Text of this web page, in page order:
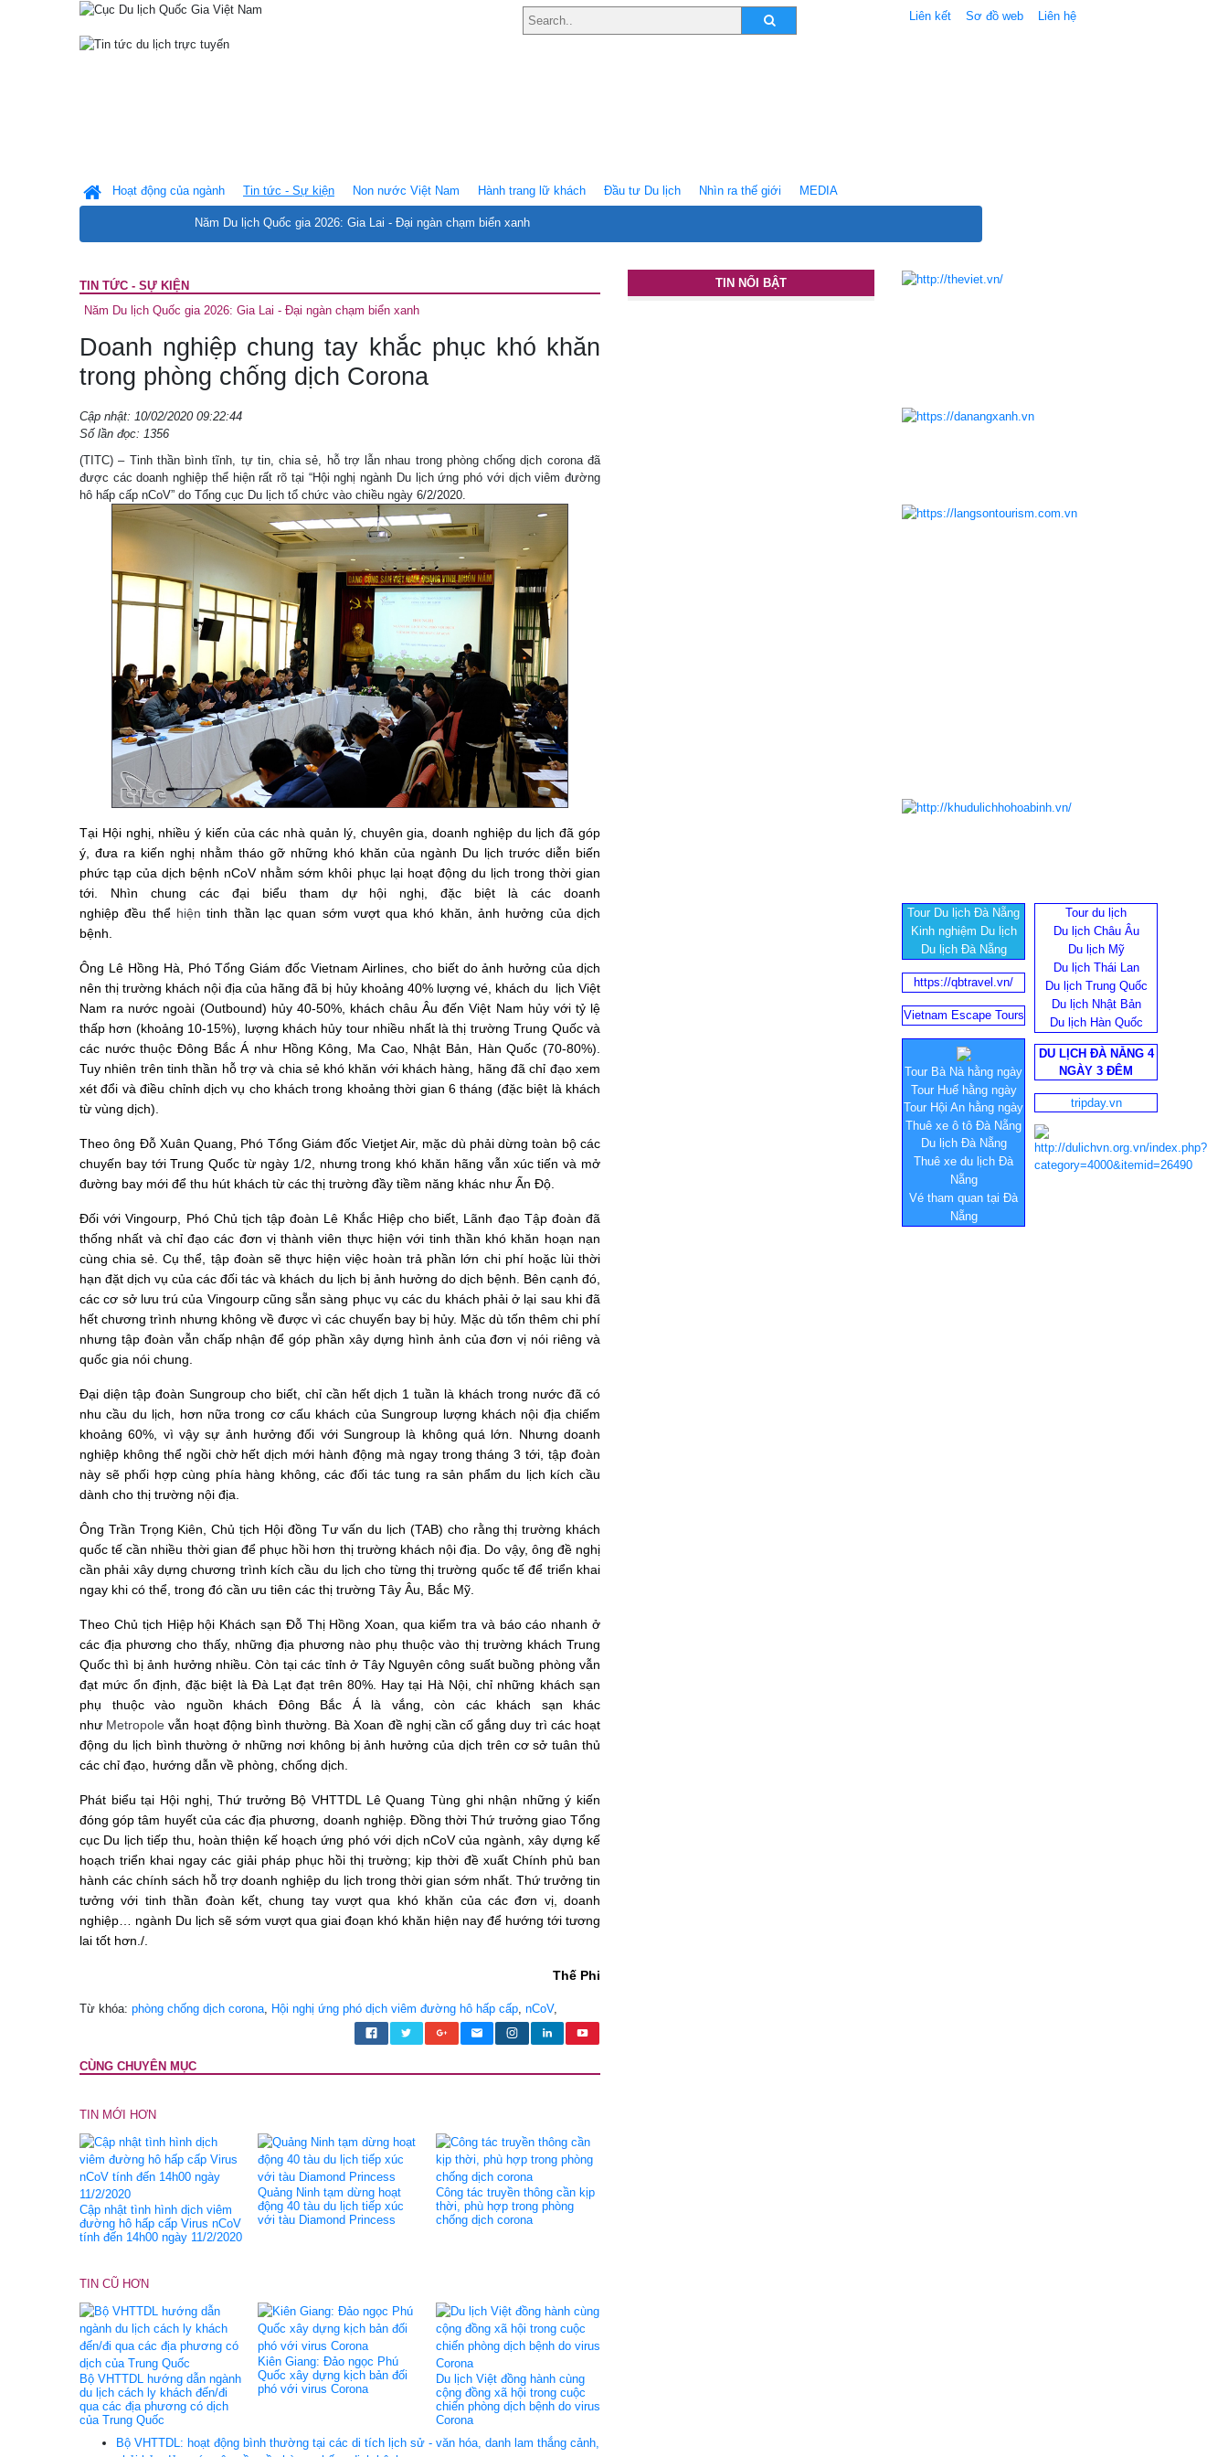
Liên kết Sơ đồ web Liên hệ
Hoạt động của ngành Tin tức - Sự kiện
Năm Du lịch Quốc gia 2026: Gia Lai - Đại ngàn chạm biển xanh
Non nước Việt Nam Hành trang lữ khách Ðầu tư Du lịch Nhìn ra thế giới MEDIA
TIN TỨC - SỰ KIỆN
Năm Du lịch Quốc gia 2026: Gia Lai - Đại ngàn chạm biển xanh
Doanh nghiệp chung tay khắc phục khó khăn
trong phòng chống dịch Corona
Cập nhật: 10/02/2020 09:22:44
Số lần đọc: 1356
(TITC) – Tinh thần bình tĩnh, tự tin, chia sẻ, hỗ trợ lẫn nhau trong phòng chống dịch corona đã
được các doanh nghiệp thể hiện rất rõ tại “Hội nghị ngành Du lịch ứng phó với dịch viêm đường
hô hấp cấp nCoV” do Tổng cục Du lịch tổ chức vào chiều ngày 6/2/2020.
Tại Hội nghị, nhiều ý kiến của các nhà quản lý, chuyên gia, doanh nghiệp du lịch đã góp
ý, đưa ra kiến nghị nhằm tháo gỡ những khó khăn của ngành Du lịch trước diễn biến
phức tạp của dịch bệnh nCoV nhằm sớm khôi phục lại hoạt động du lịch trong thời gian
tới.
Nhìn chung các đại biểu tham dự hội nghị , đặc biệt là các doanh
nghiệp đều thểhiệntinh thần lạc quan sớm vượt qua khó khăn, ảnh hưởng của dịch
bệnh.
Ông Lê Hồng Hà, Phó Tổng Giám đốc Vietnam Airlines, cho biết do ảnh hưởng của dịch
nên thị trường khách nội địa của hãng đã bị hủy khoảng 40% lượng vé, khách du lịch Việt
Nam ra nước ngoài (Outbound) hủy 40-50%, khách châu Âu đến Việt Nam hủy với tỷ lệ
thấp hơn (khoảng 10-15%), lượng khách hủy tour nhiều nhất là thị trường Trung Quốc và
các nước thuộc Đông Bắc Á như Hồng Kông, Ma Cao, Nhật Bản, Hàn Quốc (70-80%).
Tuy nhiên trên tinh thần hỗ trợ và chia sẻ khó khăn với khách hàng, hãng đã chỉ đạo xem
xét đổi và điều chỉnh dịch vụ cho khách trong khoảng thời gian 6 tháng (đặc biệt là khách
từ vùng dịch).
Theo ông Đỗ Xuân Quang, Phó Tổng Giám đốc Vietjet Air, mặc dù phải dừng toàn bộ các
chuyến bay tới Trung Quốc từ ngày 1/2,
nhưng trong khó khăn hãng vẫn xúc tiến và mở
đường bay mới để thu hút khách từ các thị trường đầy tiềm năng khác như Ấn Độ.
Đối với Vingourp, Phó Chủ tịchtập đoàn Lê Khắc Hiệp cho biết, Lãnh đạo Tập đoàn đã
thống nhất và chỉ đạo các đơn vị thành viên thực hiện với tinh thần khó khăn hoạn nạn
cùng chia sẻ. Cụ thể, tập đoàn sẽ thực hiện việc hoàn trả phần lớn chi phí hoặc lùi thời
hạn đặt dịch vụ của các đối tác và khách du lịch bị ảnh hưởng do dịch bệnh. Bên cạnh đó,
các cơ sở lưu trú của Vingourpcũng sẵn sàng phục vụ cácdu khách phải ở lại sau khi đã
hết chương trình nhưng không về được vì các chuyến bay bị hủy. Mặc dù tốn thêm chi phí
nhưng tập đoàn vẫn chấp nhận để góp phần xây dựng hình ảnh của đơn vị nói riêng và
quốc gia nói chung.
Đại diện tập đoàn Sungroup cho biết, chỉ cần hết dịch 1 tuần là khách trong nước đã có
nhu cầu du lịch, hơn nữa trong cơ cấu khách của Sungroup lượng khách nội địa chiếm
khoảng 60%, vì vậy sự ảnh hưởng đối với Sungroup là không quá lớn. Nhưng doanh
nghiệp không thể ngồi chờ hết dịch mới hành động mà ngay trong tháng 3 tới, tập đoàn
này sẽ phối hợp cùng phía hàng không, các đối tác tung ra sản phẩm du lịch kích cầu
dành cho thị trường nội địa.
Ông Trần Trọng Kiên, Chủ tịch Hội đồng Tư vấn du lịch (TAB) cho rằng thị trường khách
quốc tế cần nhiều thời gian để phục hồi hơn thị trường khách nội địa. Do vậy, ông đề nghị
cần phải xây dựng chương trình kích cầu du lịch cho từng thị trường quốc tế để triển khai
ngay khi có thể, trong đó cần ưu tiên các thị trường Tây Âu, Bắc Mỹ.
Theo Chủ tịch Hiệp hội Khách sạn Đỗ Thị Hồng Xoan, qua kiểm tra và báo cáo nhanh ở
các địa phương cho thấy, những địa phương nào phụ thuộc vào thị trường khách Trung
Quốc thì bị ảnh hưởng nhiều. Còn tại các tỉnh ở Tây Nguyên công suất buồng phòng vẫn
đạt mức ổn định, đặc biệt là Đà Lạt đạt trên 80%. Hay tại Hà Nội, chỉ những khách sạn
phụ thuộc vào nguồn khách Đông Bắc Á là vắng, còn các khách sạn khác
như Metropole vẫn hoạt động bình thường. Bà Xoan đề nghị cần cố gắng duy trì các hoạt
động du lịch bình thường ở những nơi không bị ảnh hưởng của dịch trên cơ sở tuân thủ
các chỉ đạo, hướng dẫn về phòng, chống dịch.
Phát biểu tại Hội nghị, Thứ trưởng Bộ VHTTDL Lê Quang Tùng ghi nhận những ý kiến
đóng góp tâm huyết của các địa phương, doanh nghiệp. Đồng thời Thứ trưởng giao Tổng
cục Du lịch tiếp thu, hoàn thiện kế hoạch ứng phó với dịch nCoV của ngành, xây dựng kế
hoạch triển khai ngay các giải pháp phục hồi thị trường; kịp thời đề xuất Chính phủ ban
hành các chính sách hỗ trợ doanh nghiệp du lịch trong thời gian sớm nhất. Thứ trưởng tin
tưởng với tinh thần đoàn kết, chung tay vượt qua khó khăn của các đơn vị, doanh
nghiệp… ngành Du lịch sẽ sớm vượt qua giai đoạn khó khăn hiện nay để hướng tới tương
lai tốt hơn./.
Thế Phi
Từ khóa: phòng chống dịch corona, Hội nghị ứng phó dịch viêm đường hô hấp cấp, nCoV,
CÙNG CHUYÊN MỤC
TIN MỚI HƠN
Cập nhật tình hình dịch viêm
đường hô hấp cấp Virus nCoV
tính đến 14h00 ngày 11/2/2020
Quảng Ninh tạm dừng hoạt
động 40 tàu du lịch tiếp xúc
với tàu Diamond Princess
Công tác truyền thông cần kịp
thời, phù hợp trong phòng
chống dịch corona
TIN CŨ HƠN
Bộ VHTTDL hướng dẫn ngành
du lịch cách ly khách đến/đi
qua các địa phương có dịch
của Trung Quốc
Kiên Giang: Đảo ngọc Phú
Quốc xây dựng kịch bản đối
phó với virus Corona
Du lịch Việt đồng hành cùng
cộng đồng xã hội trong cuộc
chiến phòng dịch bệnh do virus
Corona
Bộ VHTTDL: hoạt động bình thường tại các di tích lịch sử - văn hóa, danh lam thắng cảnh,
TIN NỔI BẬT
Tour Du lịch Đà Nẵng
Kinh nghiệm Du lịch
Du lịch Đà Nẵng
Tour du lịch
Du lịch Châu Âu
Du lịch Mỹ
Du lịch Thái Lan
Du lịch Trung Quốc
Du lịch Nhật Bản
Du lịch Hàn Quốc
https://qbtravel.vn/
Vietnam Escape Tours
Tour Bà Nà hằng ngày
Tour Huế hằng ngày
Tour Hội An hằng ngày
Thuê xe ô tô Đà Nẵng
Du lịch Đà Nẵng
Thuê xe du lịch Đà
Nẵng
Vé tham quan tại Đà
Nẵng
DU LỊCH ĐÀ NẴNG 4
NGÀY 3 ĐÊM
tripday.vn